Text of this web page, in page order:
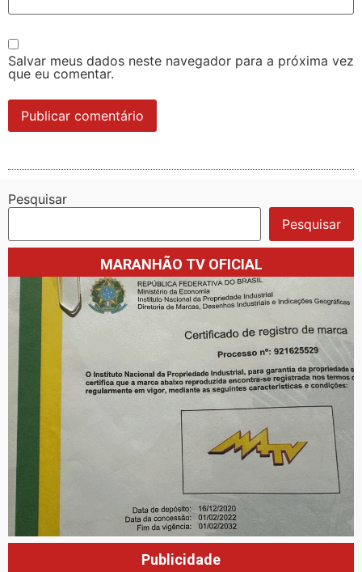
Salvar meus dados neste navegador para a próxima vez
que eu comentar.
Pesquisar
Pesquisar
MARANHÃO TV OFICIAL
Publicidade